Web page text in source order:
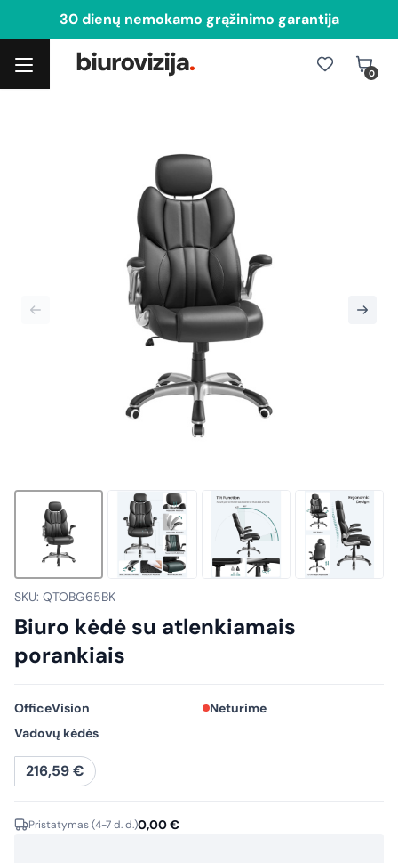
30 dienų nemokamo grąžinimo garantija
0
SKU: QTOBG65BK
Biuro kėdė su atlenkiamais
porankiais
OfficeVision
Neturime
Vadovų kėdės
216,59€
Pristatymas (4-7 d. d.)0,00€